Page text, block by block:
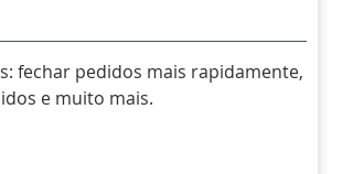
fechar pedidos mais rapidamente,
e muito mais.